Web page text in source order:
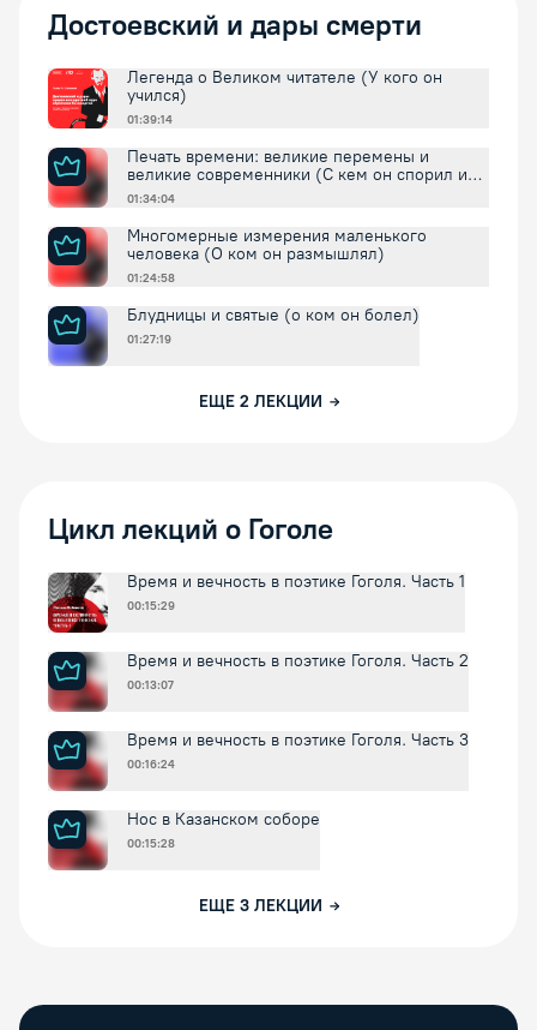
Достоевский и дары смерти
Легенда о Великом читателе (У кого он
учился)
01:39:14
Печать времени: великие перемены и
великие современники (С кем он спорил и
соглашался)
01:34:04
Многомерные измерения маленького
человека (О ком он размышлял)
01:24:58
Блудницы и святые (о ком он болел)
01:27:19
ЕЩЕ 2 ЛЕКЦИИ
Цикл лекций о Гоголе
Время и вечность в поэтике Гоголя. Часть 1
00:15:29
Время и вечность в поэтике Гоголя. Часть 2
00:13:07
Время и вечность в поэтике Гоголя. Часть 3
00:16:24
Нос в Казанском соборе
00:15:28
ЕЩЕ 3 ЛЕКЦИИ